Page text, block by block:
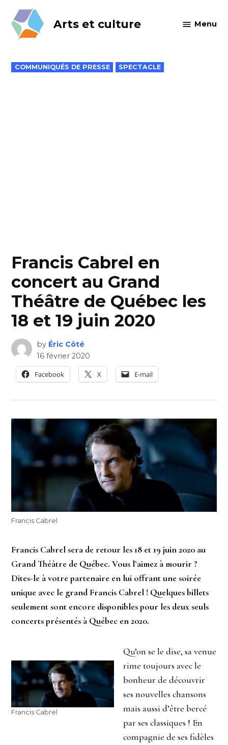
content
Arts et culture Menu
POSTED
IN
COMMUNIQUÉS DE PRESSE SPECTACLE
Francis Cabrel en
concert au Grand
Théâtre de Québec les
18 et 19 juin 2020
by Éric Côté
16 février 2020
Facebook
X E-mail
Francis Cabrel
Francis Cabrel sera de retour les 18 et 19 juin 2020 au
Grand Théâtre de Québec. Vous l’aimez à mourir ?
Dites-le à votre partenaire en lui offrant une soirée
unique avec le grand Francis Cabrel ! Quelques billets
seulement sont encore disponibles pour les deux seuls
concerts présentés à Québec en 2020.
Francis Cabrel
Qu’on se le dise, sa venue
rime toujours avec le
bonheur de découvrir
ses nouvelles chansons
mais aussi d’être bercé
par ses classiques ! En
compagnie de ses fidèles